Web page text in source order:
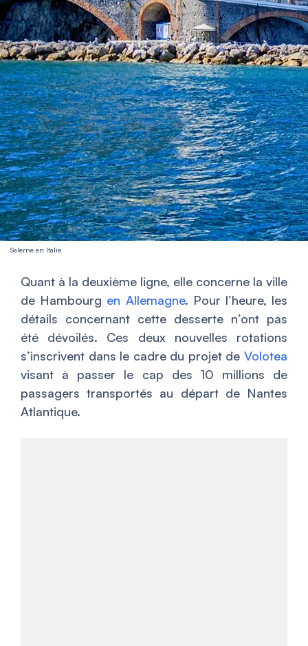
Salerne en Italie
Quant à la deuxième ligne, elle concerne la ville
de Hambourg en Allemagne. Pour l’heure, les
détails concernant cette desserte n’ont pas
été dévoilés. Ces deux nouvelles rotations
s’inscrivent dans le cadre du projet de Volotea
visant à passer le cap des 10 millions de
passagers transportés au départ de Nantes
Atlantique.